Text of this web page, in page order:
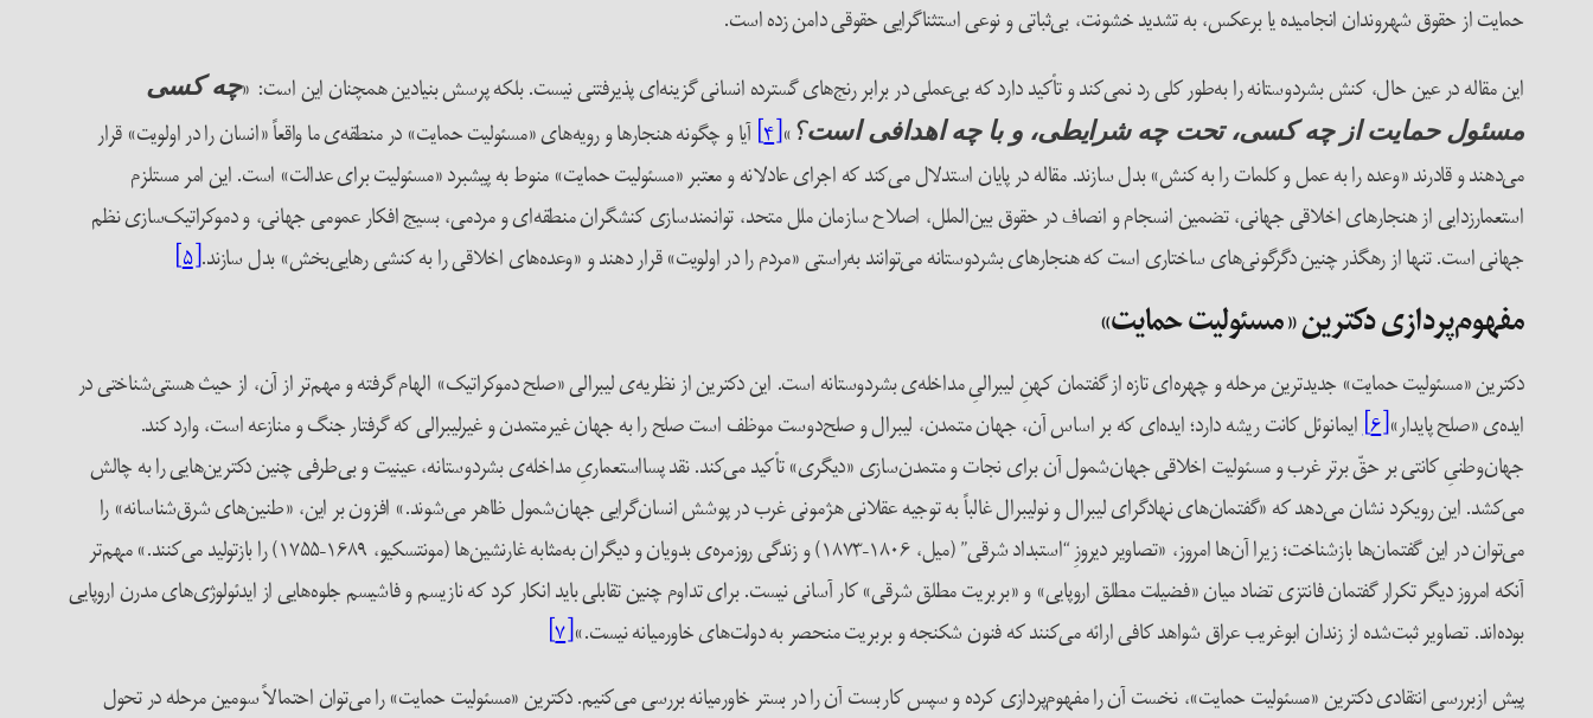
حمایت از حقوق شهروندان انجامیده یا برعکس، به تشدید خشونت، بی‌ثباتی و نوعی استثناگرایی حقوقی دامن زده است.
این مقاله در عین حال، کنش بشردوستانه را به‌طور کلی رد نمی‌کند و تأکید دارد که بی‌عملی در برابر رنج‌های گسترده انسانی گزینه‌ای پذیرفتنی نیست. بلکه پرسش بنیادین همچنان این است: «چه کسی
مسئول حمایت از چه کسی، تحت چه شرایطی، و با چه اهدافی است؟ »[۴] آیا و چگونه هنجارها و رویه‌های «مسئولیت حمایت» در منطقه‌ی ما واقعاً «انسان را در اولویت» قرار
می‌دهند و قادرند «وعده را به عمل و کلمات را به کنش» بدل سازند. مقاله در پایان استدلال می‌کند که اجرای عادلانه و معتبر «مسئولیت حمایت» منوط به پیشبرد «مسئولیت برای عدالت» است. این امر مستلزم
استعمارزدایی از هنجارهای اخلاقی جهانی، تضمین انسجام و انصاف در حقوق بین‌الملل، اصلاح سازمان ملل متحد، توانمندسازی کنشگران منطقه‌ای و مردمی، بسیج افکار عمومی جهانی، و دموکراتیک‌سازی نظم
جهانی است. تنها از رهگذر چنین دگرگونی‌های ساختاری است که هنجارهای بشردوستانه می‌توانند به‌راستی «مردم را در اولویت» قرار دهند و «وعده‌های اخلاقی را به کنشی رهایی‌بخش» بدل سازند.[۵]
مفهوم‌پردازی دکترین «مسئولیت حمایت»
دکترین «مسئولیت حمایت» جدیدترین مرحله و چهره‌ای تازه از گفتمان کهنِ لیبرالیِ مداخله‌ی بشردوستانه است. این دکترین از نظریه‌ی لیبرالی «صلح دموکراتیک» الهام گرفته و مهم‌تر از آن، از حیث هستی‌شناختی در
ایده‌ی «صلح پایدار»[۶] ایمانوئل کانت ریشه دارد؛ ایده‌ای که بر اساس آن، جهان متمدن، لیبرال و صلح‌دوست موظف است صلح را به جهان غیرمتمدن و غیرلیبرالی که گرفتار جنگ و منازعه است، وارد کند.
جهان‌وطنیِ کانتی بر حقّ برتر غرب و مسئولیت اخلاقی جهان‌شمول آن برای نجات و متمدن‌سازی «دیگری» تأکید می‌کند. نقد پسااستعماریِ مداخله‌ی بشردوستانه، عینیت و بی‌طرفی چنین دکترین‌هایی را به چالش
می‌کشد. این رویکرد نشان می‌دهد که «گفتمان‌های نهادگرای لیبرال و نولیبرال غالباً به‌ توجیه عقلانی‌ هژمونی غرب در پوشش انسان‌گرایی جهان‌شمول ظاهر می‌شوند.» افزون بر این، «طنین‌های شرق‌شناسانه» را
می‌توان در این گفتمان‌ها بازشناخت؛ زیرا آن‌ها امروز، «تصاویر دیروزِ “استبداد شرقی” (میل، ۱۸۰۶–۱۸۷۳) و زندگی روزمره‌ی بدویان و دیگران به‌مثابه غارنشین‌ها (مونتسکیو، ۱۶۸۹–۱۷۵۵) را بازتولید می‌کنند.» مهم‌تر
آنکه امروز دیگر تکرار گفتمان فانتزی تضاد میان «فضیلت مطلق اروپایی» و «بربریت مطلق شرقی» کار آسانی نیست. برای تداوم چنین تقابلی باید انکار کرد که نازیسم و فاشیسم جلوه‌هایی از ایدئولوژی‌های مدرن اروپایی
بوده‌اند. تصاویر ثبت‌شده از زندان ابوغریب عراق شواهد کافی ارائه می‌کنند که فنون شکنجه و بربریت منحصر به دولت‌های خاورمیانه نیست.»[۷]
پیش ازبررسی انتقادی دکترین «مسئولیت حمایت»، نخست آن را مفهوم‌پردازی کرده و سپس کاربست آن را در بستر خاورمیانه بررسی می‌کنیم. دکترین «مسئولیت حمایت» را می‌توان احتمالاً سومین مرحله در تحول